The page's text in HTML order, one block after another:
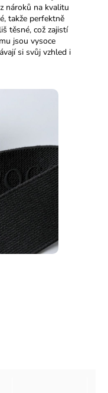
nároků na kvalitu
takže perfektně
těsné, což zajistí
jsou vysoce
si svůj vzhled i